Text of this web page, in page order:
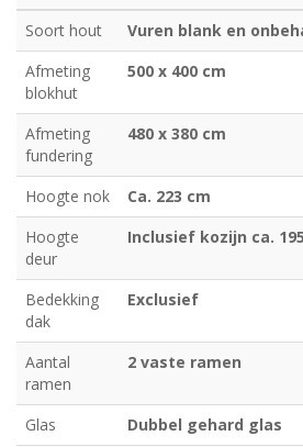
Soort hout
Vuren blank en
Afmeting
blokhut
500 x 400 cm
Afmeting
fundering
480 x 380 cm
Hoogte nok
Ca. 223 cm
Hoogte
deur
Inclusief kozijn ca.
Bedekking
dak
Exclusief
Aantal
ramen
2 vaste ramen
Glas
Dubbel gehard glas